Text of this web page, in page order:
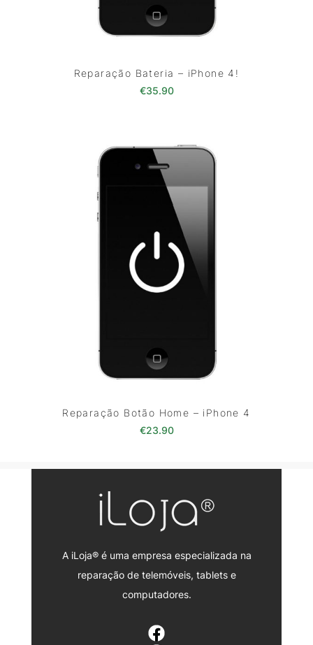
Reparação Bateria – iPhone 4!
€35.90
Reparação Botão Home – iPhone 4
€23.90
A iLoja® é uma empresa especializada na
reparação de telemóveis, tablets e
computadores.